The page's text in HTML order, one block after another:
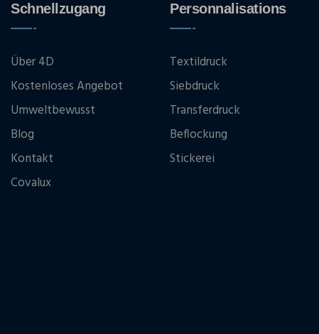
Schnellzugang
Über 4D
Kostenloses Angebot
Umweltbewusst
Blog
Kontakt
Covalux
Personnalisations
Textildruck
Siebdruck
Transferdruck
Beflockung
Stickerei